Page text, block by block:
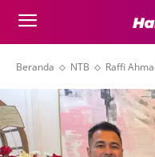
Beranda NTB Raffi